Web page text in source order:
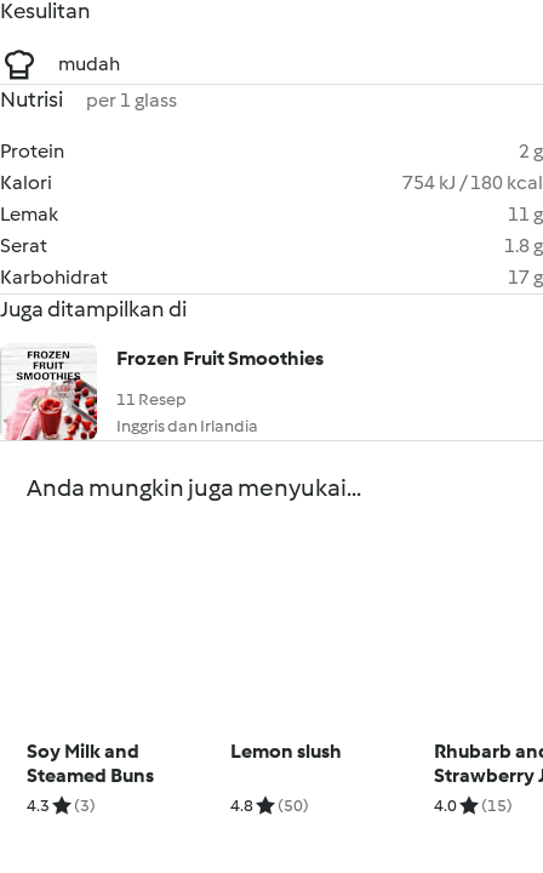
Kesulitan
mudah
Nutrisi per 1 glass
Protein
2 g
Kalori
754 kJ / 180 kcal
Lemak
11 g
Serat
1.8 g
Karbohidrat
17 g
Juga ditampilkan di
Frozen Fruit Smoothies
11 Resep
Inggris dan Irlandia
Anda mungkin juga menyukai...
Soy Milk and
Steamed Buns
4.3 (3)
Lemon slush
4.8 (50)
Rhubarb
Strawberry
4.0 (15)